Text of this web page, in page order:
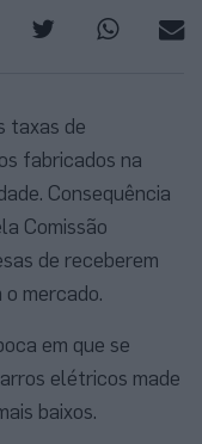
taxas de
fabricados na
Consequência
Comissão
de receberem
o mercado.
em que se
elétricos made
baixos.